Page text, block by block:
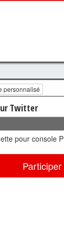
personnalisé
Twitter
pour console
Participer